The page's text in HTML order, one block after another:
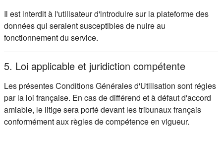
Il est interdit à l'utilisateur d'introduire sur la plateforme des
données qui seraient susceptibles de nuire au
fonctionnement du service.
5. Loi applicable et juridiction compétente
Les présentes Conditions Générales d'Utilisation sont régies
par la loi française. En cas de différend et à défaut d'accord
amiable, le litige sera porté devant les tribunaux français
conformément aux règles de compétence en vigueur.